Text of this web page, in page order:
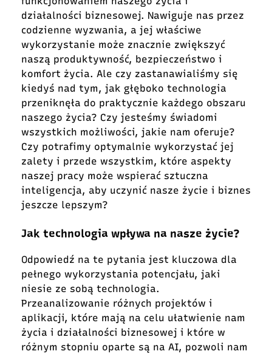
działalności biznesowej. Nawiguje nas przez
codzienne wyzwania, a jej właściwe
wykorzystanie może znacznie zwiększyć
naszą produktywność, bezpieczeństwo i
komfort życia. Ale czy zastanawialiśmy się
kiedyś nad tym, jak głęboko technologia
przeniknęła do praktycznie każdego obszaru
naszego życia? Czy jesteśmy świadomi
wszystkich możliwości, jakie nam oferuje?
Czy potrafimy optymalnie wykorzystać jej
zalety i przede wszystkim, które aspekty
naszej pracy może wspierać sztuczna
inteligencja, aby uczynić nasze życie i biznes
jeszcze lepszym?
Jak technologia wpływa na nasze życie?
Odpowiedź na te pytania jest kluczowa dla
pełnego wykorzystania potencjału, jaki
niesie ze sobą technologia.
Przeanalizowanie różnych projektów i
aplikacji, które mają na celu ułatwienie nam
życia i działalności biznesowej i które w
różnym stopniu oparte są na AI, pozwoli nam